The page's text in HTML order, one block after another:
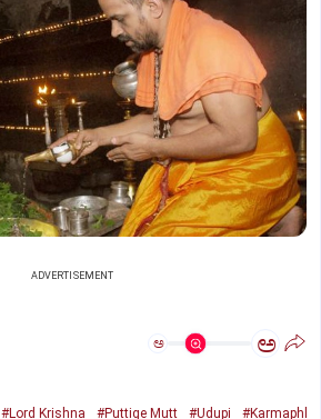
ADVERTISEMENT
ಅ ಅ
#Lord Krishna #Puttige Mutt #Udupi
#Karmaphl